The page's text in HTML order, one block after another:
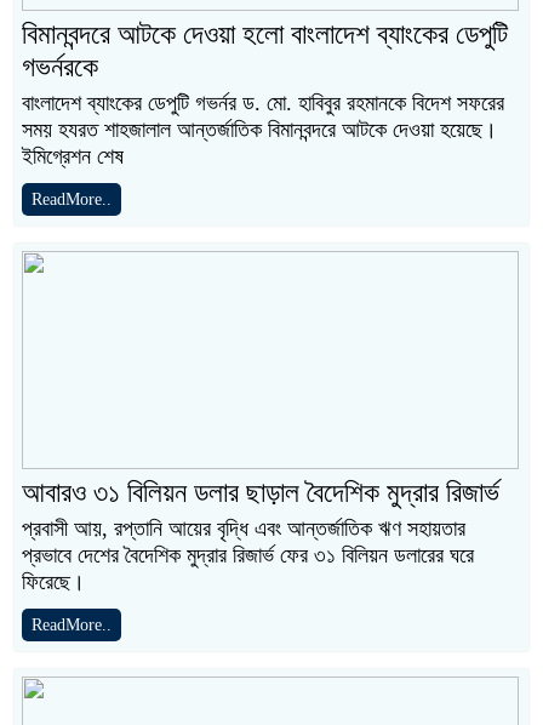
বিমানবন্দরে আটকে দেওয়া হলো বাংলাদেশ ব্যাংকের ডেপুটি
গভর্নরকে
বাংলাদেশ ব্যাংকের ডেপুটি গভর্নর ড. মো. হাবিবুর রহমানকে বিদেশ সফরের
সময় হযরত শাহজালাল আন্তর্জাতিক বিমানবন্দরে আটকে দেওয়া হয়েছে।
ইমিগ্রেশন শেষ
ReadMore..
আবারও ৩১ বিলিয়ন ডলার ছাড়াল বৈদেশিক মুদ্রার রিজার্ভ
প্রবাসী আয়, রপ্তানি আয়ের বৃদ্ধি এবং আন্তর্জাতিক ঋণ সহায়তার
প্রভাবে দেশের বৈদেশিক মুদ্রার রিজার্ভ ফের ৩১ বিলিয়ন ডলারের ঘরে
ফিরেছে।
ReadMore..